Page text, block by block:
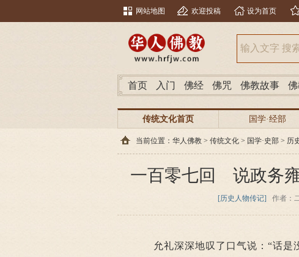
网站地图 欢迎投稿 设为首页
首页 入门 佛经 佛咒 佛教故事
传统文化首页 国学·经部
当前位置： 华人佛教 > 传统文化 > 国学·史部 > 历
一百零七回 说政务
[历史人物传记] 作者：
允礼深深地叹了口气说：“话是